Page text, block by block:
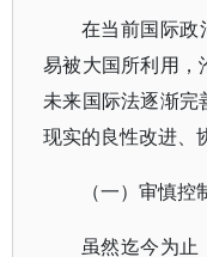
在当前国际政
易被大国所利用，
未来国际法逐渐完
现实的良性改进、
（一）审慎
虽然迄今为止